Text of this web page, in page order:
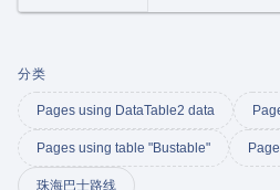
分类
Pages using DataTable2 data
Pages using table "Bustable"
珠海巴士路线